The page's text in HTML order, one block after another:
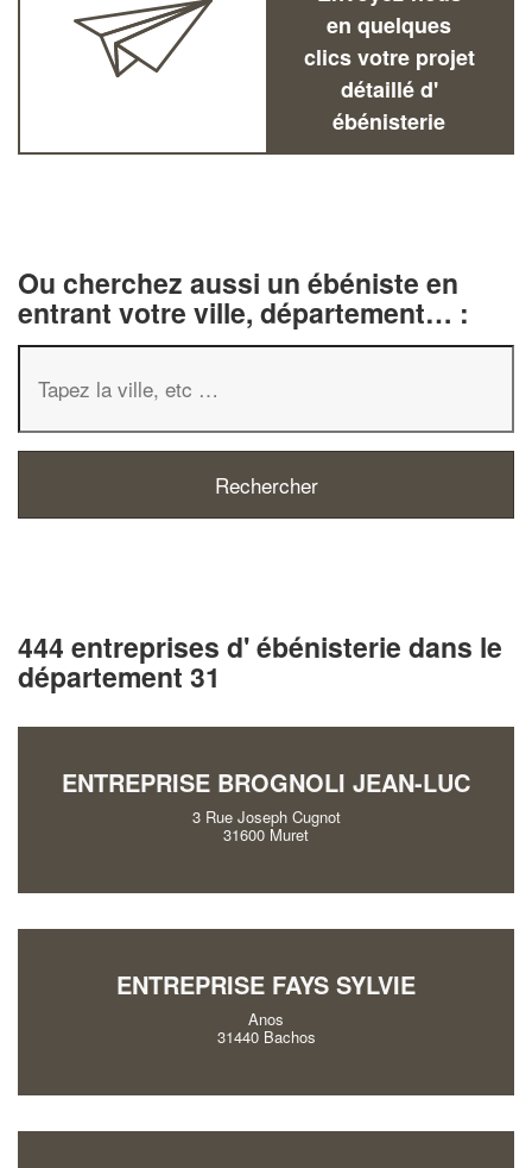
en quelques
clics votre projet
détaillé d'
ébénisterie
Ou cherchez aussi un ébéniste en
entrant votre ville, département… :
444 entreprises d' ébénisterie dans le
département 31
ENTREPRISE BROGNOLI JEAN-LUC
3 Rue Joseph Cugnot
31600 Muret
ENTREPRISE FAYS SYLVIE
Anos
31440 Bachos